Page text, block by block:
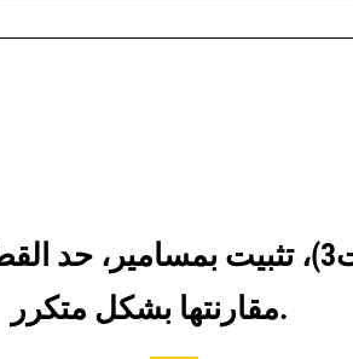
انظر كيف يقارن 2,7 م3 (3,5 ياردات3)،
مقارنتها بشكل متكرر.